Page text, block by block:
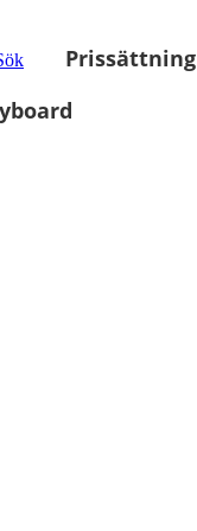
Prissättning